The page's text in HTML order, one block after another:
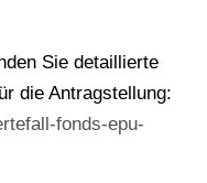
Sie detaillierte
die Antragstellung:
fonds-epu-